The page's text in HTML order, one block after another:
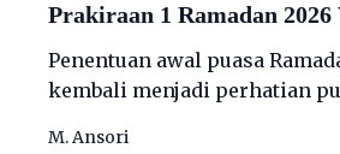
Prakiraan 1 Ramadan 2026
Pemerintah,
BRIN
Penentuan awal puasa
kembali menjadi perhatian
M. Ansori